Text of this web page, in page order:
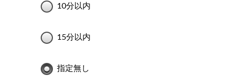
10分以内
15分以内
指定無し